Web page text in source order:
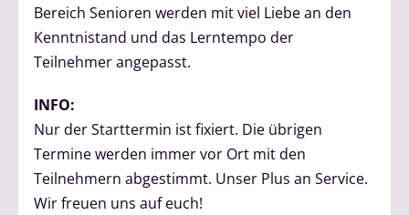
Bereich Senioren werden mit viel Liebe an den
Kenntnistand und das Lerntempo der
Teilnehmer angepasst.
INFO:
Nur der Starttermin ist fixiert. Die übrigen
Termine werden immer vor Ort mit den
Teilnehmern abgestimmt. Unser Plus an Service.
Wir freuen uns auf euch!